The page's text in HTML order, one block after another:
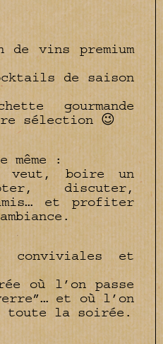
de vins premium
de saison
gourmande
sélection 😉
:
veut, boire un
discuter,
et profiter
conviviales et
où l’on passe
et où l’on
toute la soirée.